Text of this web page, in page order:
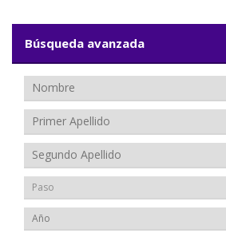
Búsqueda avanzada
Paso